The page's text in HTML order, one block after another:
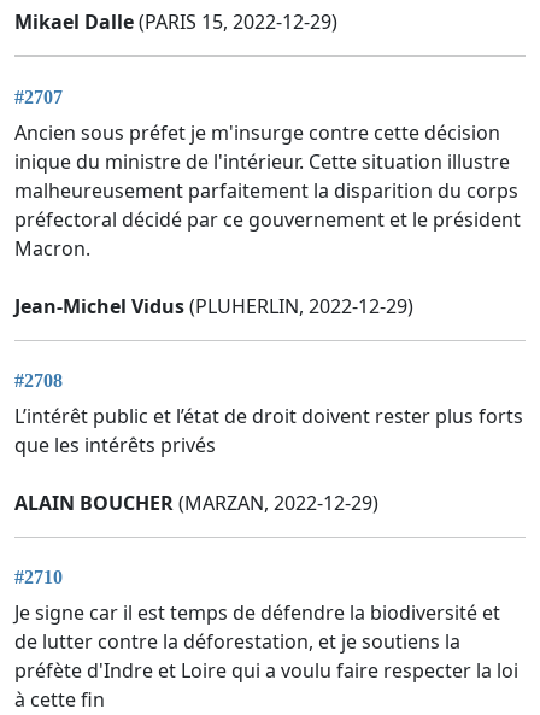
Mikael Dalle(PARIS 15, 2022-12-29)
#2707
Ancien sous préfet je m'insurge contre cette décision
inique du ministre de l'intérieur. Cette situation illustre
malheureusement parfaitement la disparition du corps
préfectoral décidé par ce gouvernement et le président
Macron.
Jean-Michel Vidus(PLUHERLIN, 2022-12-29)
#2708
L’intérêt public et l’état de droit doivent rester plus forts
que les intérêts privés
ALAIN BOUCHER(MARZAN, 2022-12-29)
#2710
Je signe car il est temps de défendre la biodiversité et
de lutter contre la déforestation, et je soutiens la
préfète d'Indre et Loire qui a voulu faire respecter la loi
à cette fin